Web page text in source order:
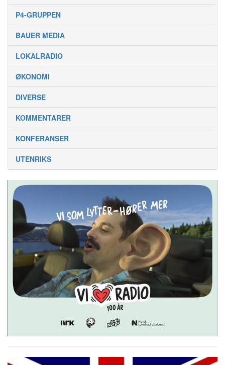
P4-GRUPPEN
BAUER MEDIA
LOKALRADIO
ØKONOMI
DIVERSE
KOMMENTARER
KONFERANSER
UTENRIKS